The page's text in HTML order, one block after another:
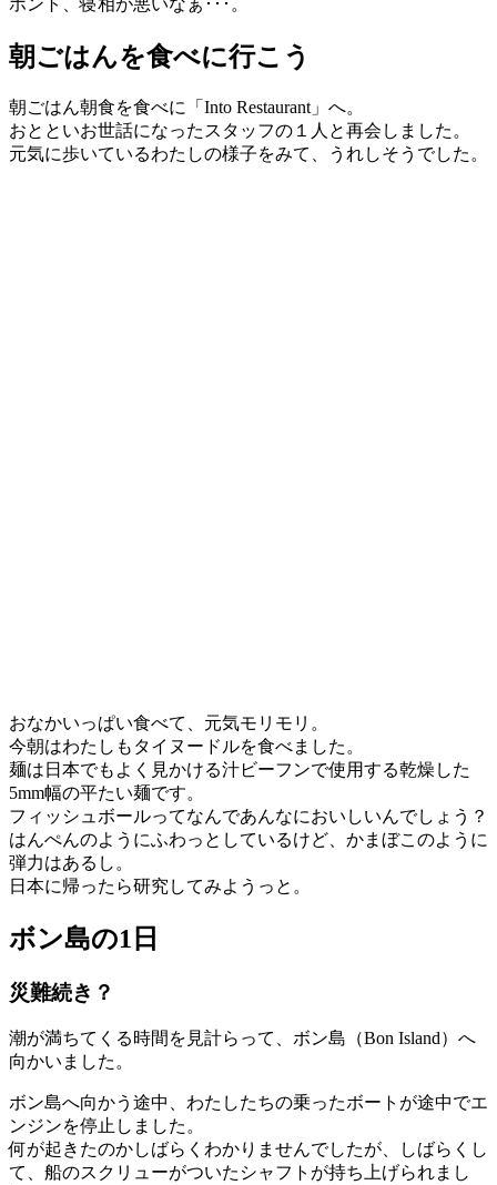
ホント、寝相が悪いなぁ･･･。
朝ごはんを食べに行こう
朝ごはん朝食を食べに「Into Restaurant」へ。
おとといお世話になったスタッフの１人と再会しました。
元気に歩いているわたしの様子をみて、うれしそうでした。
おなかいっぱい食べて、元気モリモリ。
今朝はわたしもタイヌードルを食べました。
麺は日本でもよく見かける汁ビーフンで使用する乾燥した
5mm幅の平たい麺です。
フィッシュボールってなんであんなにおいしいんでしょう？
はんぺんのようにふわっとしているけど、かまぼこのように
弾力はあるし。
日本に帰ったら研究してみようっと。
ボン島の1日
災難続き？
潮が満ちてくる時間を見計らって、ボン島（Bon Island）へ
向かいました。
ボン島へ向かう途中、わたしたちの乗ったボートが途中でエ
ンジンを停止しました。
何が起きたのかしばらくわかりませんでしたが、しばらくし
て、船のスクリューがついたシャフトが持ち上げられまし